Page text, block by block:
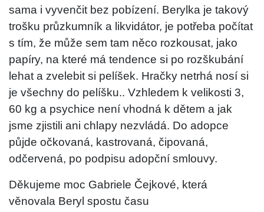
sama i vyvenčit bez pobízení. Berylka je takový
trošku průzkumník a likvidátor, je potřeba počítat
s tím, že může sem tam něco rozkousat, jako
papíry, na které má tendence si po rozškubání
lehat a zvelebit si pelíšek. Hračky netrhá nosí si
je všechny do pelíšku.. Vzhledem k velikosti 3,
60 kg a psychice není vhodná k dětem a jak
jsme zjistili ani chlapy nezvládá. Do adopce
půjde očkovaná, kastrovaná, čipovaná,
odčervená, po podpisu adopční smlouvy.
Děkujeme moc Gabriele Čejkové, která
věnovala Beryl spostu času